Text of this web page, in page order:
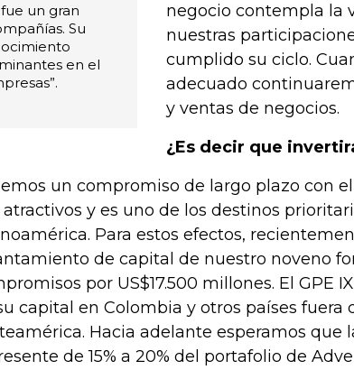
un gran
Su
en el
negocio contempla la
nuestras
cumplido su ciclo.
adecuado
y ventas de negocios.
¿Es decir que
un compromiso de largo plazo con
atractivos y es uno de los destinos
Para estos efectos,
de capital de nuestro noveno
por US$17.500 millones. El GPE
capital en Colombia y otros países fuera
Hacia adelante esperamos que
de 15% a 20% del portafolio de